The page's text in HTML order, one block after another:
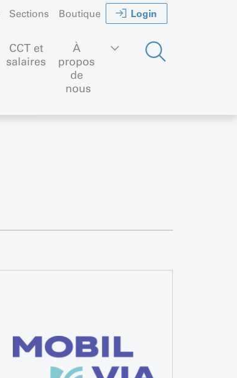
Sections Boutique Login
CCT et
salaires
À
propos
de
nous